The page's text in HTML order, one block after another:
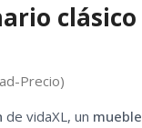
clásico
Precio)
de vidaXL, un mueble